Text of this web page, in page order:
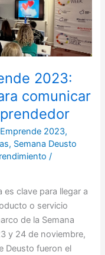
2023:
comunicar
2023,
, Semana Deusto
/
es clave para llegar a
o servicio
de la Semana
y 24 de noviembre,
Deusto fueron el